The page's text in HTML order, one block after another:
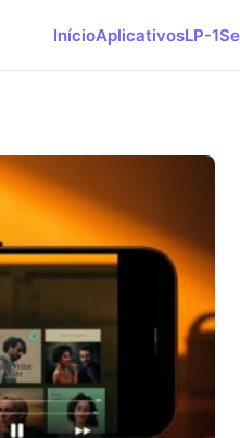
InícioAplicativosLP-1